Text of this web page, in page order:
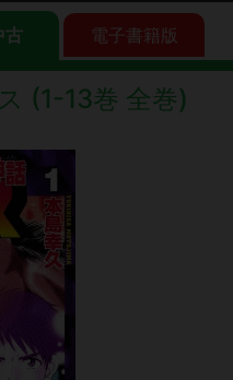
古 電子書籍版
(1-13巻 全巻)